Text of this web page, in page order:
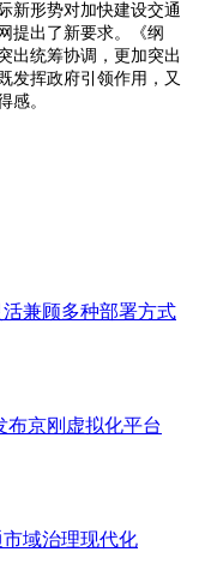
新形势对加快建设交通
提出了新要求。《纲
出统筹协调，更加突出
发挥政府引领作用，又
感。
兼顾多种部署方式
布京刚虚拟化平台
域治理现代化